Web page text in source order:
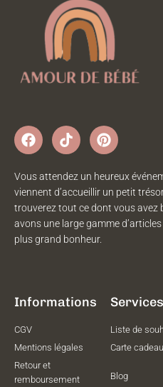
Vous attendez un heureux
viennent d’accueillir un petit
trouverez tout ce dont vous avez
avons une large gamme
plus grand bonheur.
Informations
CGV
Mentions légales
Retour et
remboursement
Services
Liste de
Carte cadeau
Blog